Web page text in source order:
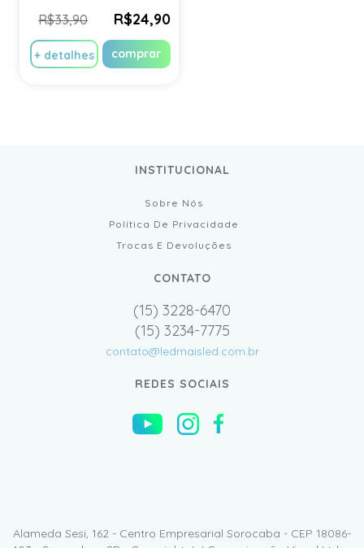
R$33,90 R$24,90
+ detalhes comprar
INSTITUCIONAL
Sobre Nós
Política De Privacidade
Trocas E Devoluções
CONTATO
(15) 3228-6470
(15) 3234-7775
contato@ledmaisled.com.br
REDES SOCIAIS
Alameda Sesi, 162 - Centro Empresarial Sorocaba - CEP 18086-